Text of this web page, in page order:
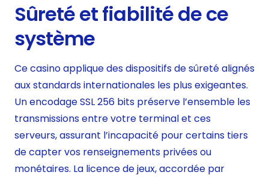
Sûreté et fiabilité de ce
système
Ce casino applique des dispositifs de sûreté alignés
aux standards internationales les plus exigeantes.
Un encodage SSL 256 bits préserve l’ensemble les
transmissions entre votre terminal et ces
serveurs, assurant l’incapacité pour certains tiers
de capter vos renseignements privées ou
monétaires. La licence de jeux, accordée par